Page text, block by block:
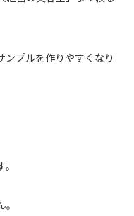
プルを作りやすくなり